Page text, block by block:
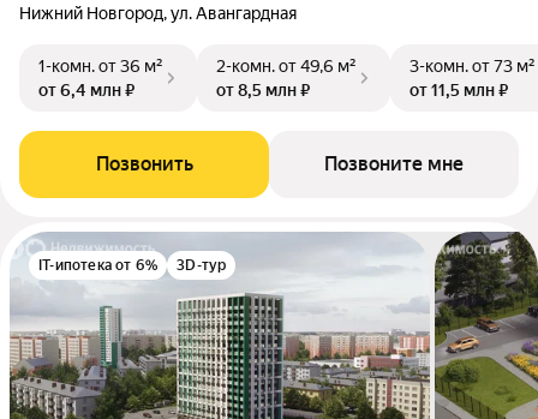
Нижний Новгород, ул. Авангардная
1-комн.от 36 м²
от 6,4 млн ₽
2-комн.от 49,6 м²
от 8,5 млн ₽
3-комн.от 73 м²
от 11,5 млн ₽
Позвонить Позвоните мне
IT-ипотека от 6% 3D-тур